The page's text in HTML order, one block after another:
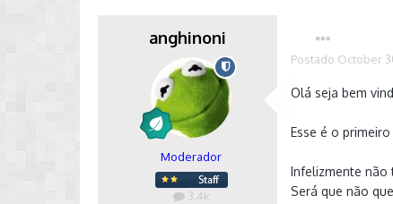
anghinoni
Moderador
3.4k
Postado October
Olá seja bem
Esse é o
Infelizmente não
Será que não